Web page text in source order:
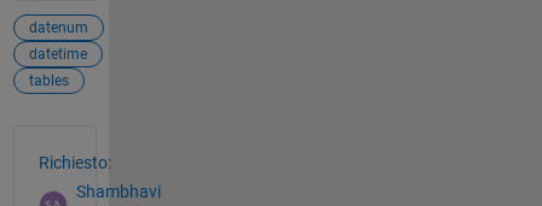
datenum
datetime
tables
Richiesto:
Shambhavi